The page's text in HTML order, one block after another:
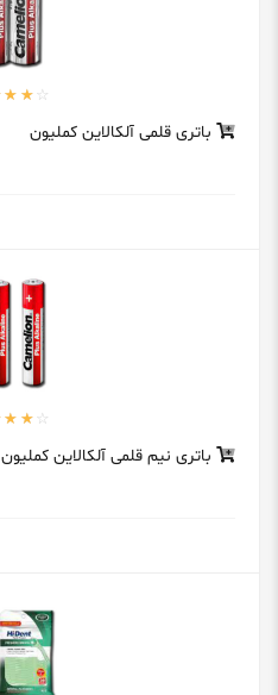
باتری قلمی آلکالاین کملیون
باتری نیم قلمی آلکالاین کملیون